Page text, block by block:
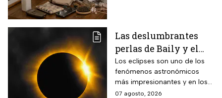
Las deslumbrantes
perlas de Baily y el
anillo de diamantes
que se verán en el
eclipse solar total
Los eclipses son uno de los
fenómenos astronómicos
más impresionantes y en los
próximos días habrá un
07 agosto, 2026